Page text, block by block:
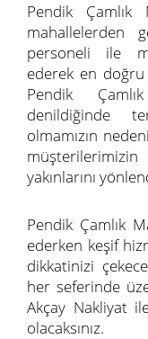
Pendik
mahallelerden
personeli ile
ederek en
Pendik
denildiğinde
olmamızın
yakınlarını
Pendik Çamlık
ederken keşif
dikkatinizi
her seferinde
Akçay Nakliyat
olacaksınız.